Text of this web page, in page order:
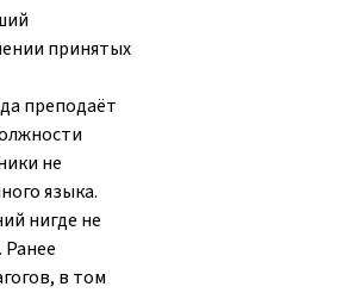
принятых
преподаёт
не
языка.
нигде не
Ранее
в том